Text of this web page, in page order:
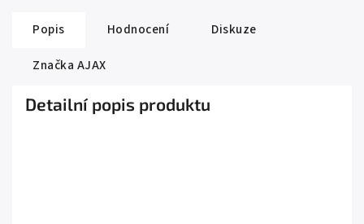
Popis Hodnocení
Diskuze
Značka AJAX
Detailní popis produktu